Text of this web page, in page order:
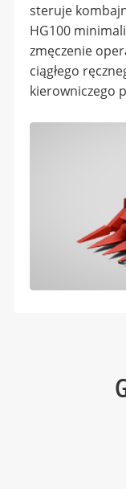
steruje
HG100
zmęczenie
ciągłego
kierowniczego